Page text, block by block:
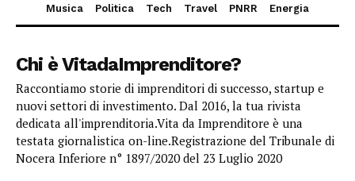
Musica
Politica Tech Travel PNRR Energia
Chi è VitadaImprenditore?
Raccontiamo storie di imprenditori di successo, startup e
nuovi settori di investimento. Dal 2016, la tua rivista
dedicata all'imprenditoria.Vita da Imprenditore è una
testata giornalistica on-line.Registrazione del Tribunale di
Nocera Inferiore n° 1897/2020 del 23 Luglio 2020